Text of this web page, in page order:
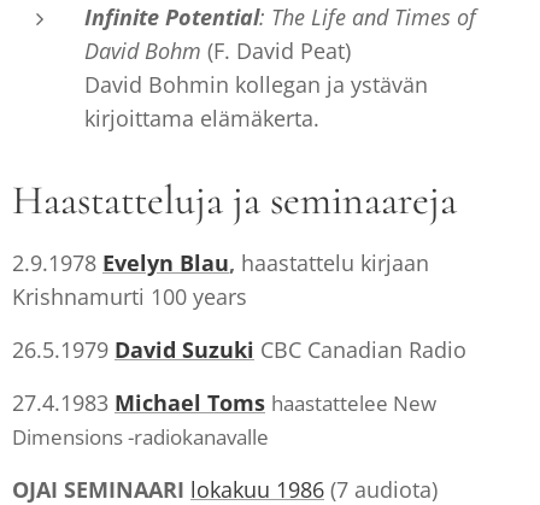
Infinite Potential: The Life and Times of
David Bohm (F. David Peat)
David Bohmin kollegan ja ystävän
kirjoittama elämäkerta.
Haastatteluja ja seminaareja
2.9.1978 Evelyn Blau, haastattelu kirjaan
Krishnamurti 100 years
26.5.1979 David Suzuki CBC Canadian Radio
27.4.1983 Michael Toms haastattelee New
Dimensions -radiokanavalle
OJAI SEMINAARI lokakuu 1986 (7 audiota)